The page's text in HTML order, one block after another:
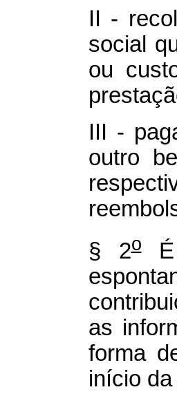
II -
social
ou
III -
outro
§ 2oÉ
as
forma
início